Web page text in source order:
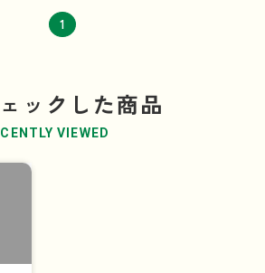
1
ックした商品
VIEWED